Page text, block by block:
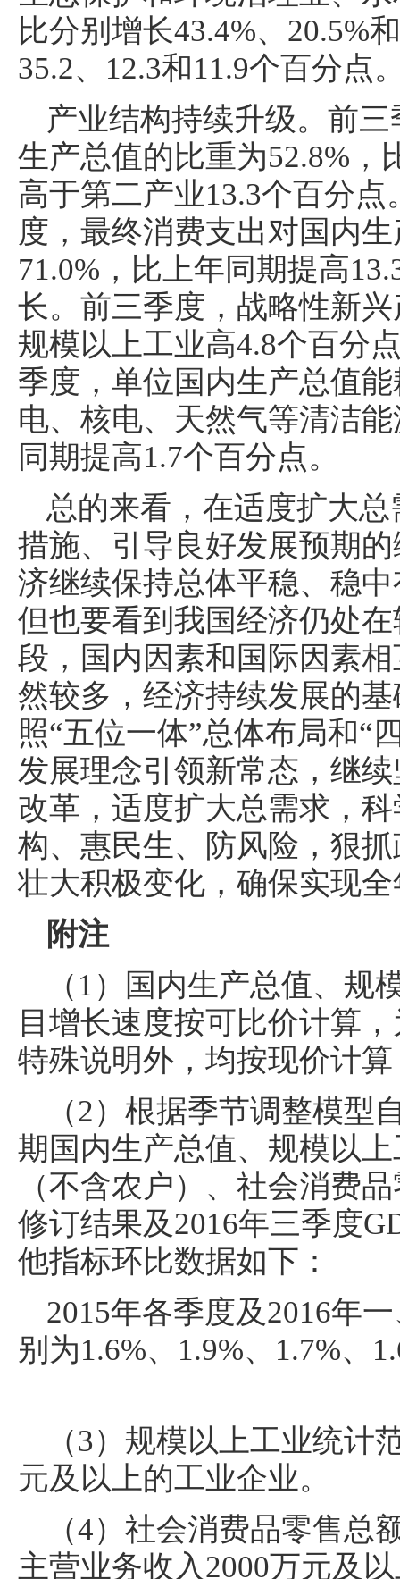
比分别增长43.4%、20.5%
35.2、12.3和11.9个百分点
产业结构持续升级。前
生产总值的比重为52.8%，
高于第二产业13.3个百分
度，最终消费支出对国内
71.0%，比上年同期提高
长。前三季度，战略性新
规模以上工业高4.8个百分
季度，单位国内生产总值
电、核电、天然气等清洁
同期提高1.7个百分点。
总的来看，在适度扩大
措施、引导良好发展预期
济继续保持总体平稳、稳
但也要看到我国经济仍处
段，国内因素和国际因素
然较多，经济持续发展的
照“五位一体”总体布局和“
发展理念引领新常态，继
改革，适度扩大总需求，
构、惠民生、防风险，狠
壮大积极变化，确保实现
附注
（1）国内生产总值、规
目增长速度按可比价计算
特殊说明外，均按现价计
（2）根据季节调整模型
期国内生产总值、规模以
（不含农户）、社会消费
修订结果及2016年三季度
他指标环比数据如下：
2015年各季度及2016年
别为1.6%、1.9%、1.7%、
（3）规模以上工业统计
元及以上的工业企业。
（4）社会消费品零售总
主营业务收入2000万元及